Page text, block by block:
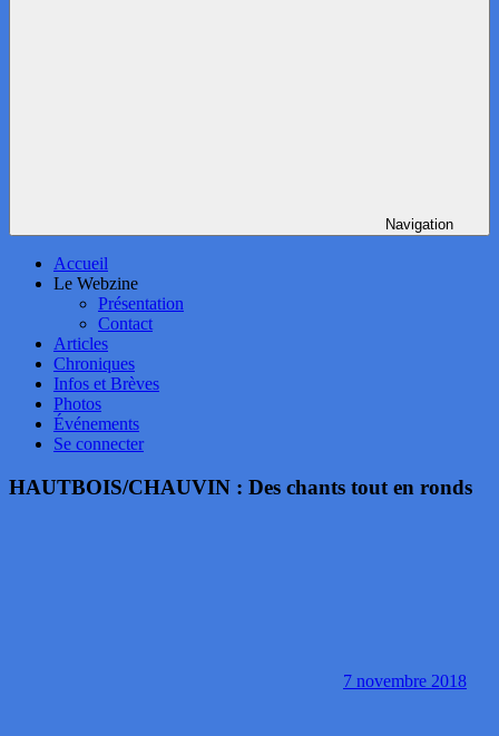
Navigation
Accueil
Le Webzine
Présentation
Contact
Articles
Chroniques
Infos et Brèves
Photos
Événements
Se connecter
HAUTBOIS/CHAUVIN : Des chants tout en ronds
7 novembre 2018